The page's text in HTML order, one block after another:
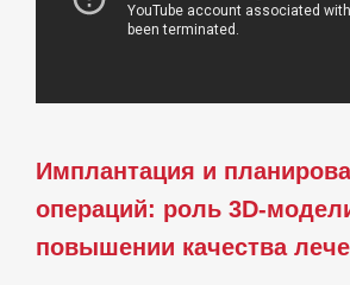
Имплантация и
операций: роль 3D-
повышении качества